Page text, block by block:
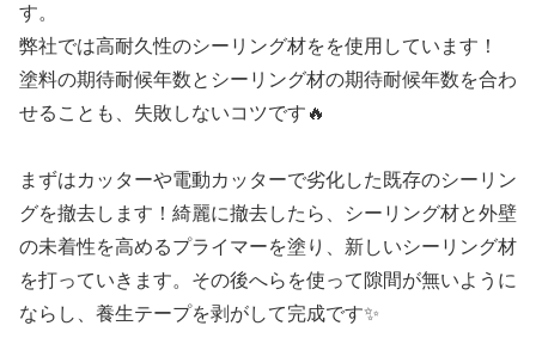
す。
弊社では高耐久性のシーリング材をを使用しています！
塗料の期待耐候年数とシーリング材の期待耐候年数を合わ
せることも、失敗しないコツです🔥
まずはカッターや電動カッターで劣化した既存のシーリン
グを撤去します！綺麗に撤去したら、シーリング材と外壁
の未着性を高めるプライマーを塗り、新しいシーリング材
を打っていきます。その後へらを使って隙間が無いように
ならし、養生テープを剥がして完成です✨